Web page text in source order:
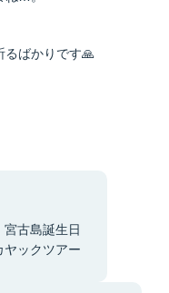
るばかりです🙏
古島誕生日
ヤックツアー